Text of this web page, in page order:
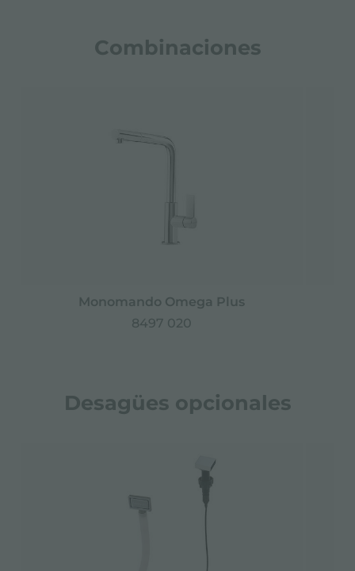
Combinaciones
Monomando Omega Plus
8497 020
Desagües opcionales